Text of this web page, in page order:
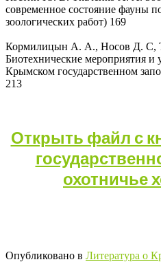
современное состояние фауны
зоологических работ) 169
Кормилицын А. А., Носов Д. С,
Биотехнические мероприятия и
Крымском государственном
213
Открыть файл с
охотничье
Опубликовано в Литература о